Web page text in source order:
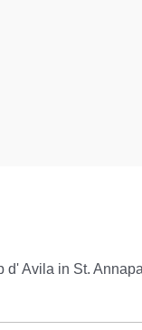
d' Avila in St.